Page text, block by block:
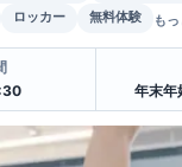
ロッカー 無料体験 も
年末年